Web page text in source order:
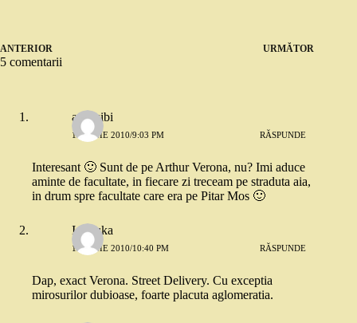
ANTERIOR URMĂTOR
5 comentarii
ancusibi
12 IUNIE 2010/9:03 PM RĂSPUNDE
Interesant 🙂 Sunt de pe Arthur Verona, nu? Imi aduce
aminte de facultate, in fiecare zi treceam pe straduta aia,
in drum spre facultate care era pe Pitar Mos 🙂
Ionouka
12 IUNIE 2010/10:40 PM RĂSPUNDE
Dap, exact Verona. Street Delivery. Cu exceptia
mirosurilor dubioase, foarte placuta aglomeratia.